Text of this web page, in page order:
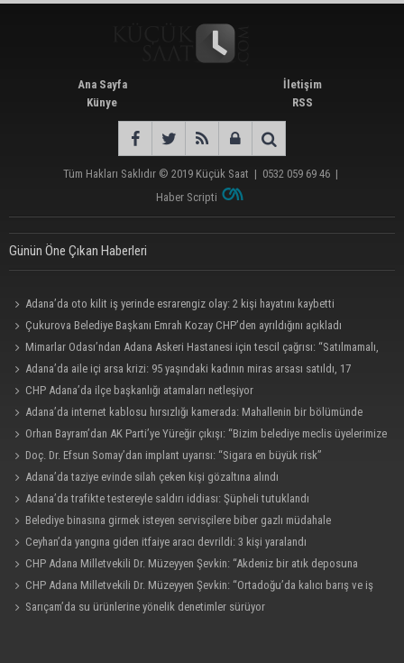
Ana Sayfa
Künye
İletişim
RSS
Tüm Hakları Saklıdır © 2019 Küçük Saat | 0532 059 69 46 |
Haber Scripti
Günün Öne Çıkan Haberleri
Adana’da oto kilit iş yerinde esrarengiz olay: 2 kişi hayatını kaybetti
Çukurova Belediye Başkanı Emrah Kozay CHP’den ayrıldığını açıkladı
Mimarlar Odası’ndan Adana Askeri Hastanesi için tescil çağrısı: “Satılmamalı,
amaç dışı kullanılmamalı”
Adana’da aile içi arsa krizi: 95 yaşındaki kadının miras arsası satıldı, 17
milyonun 13 milyonu harcandı
CHP Adana’da ilçe başkanlığı atamaları netleşiyor
Adana’da internet kablosu hırsızlığı kamerada: Mahallenin bir bölümünde
internet erişimi kesildi
Orhan Bayram’dan AK Parti’ye Yüreğir çıkışı: “Bizim belediye meclis üyelerimize
ne yaptınız? Siz önce onu anlatın”
Doç. Dr. Efsun Somay’dan implant uyarısı: “Sigara en büyük risk”
Adana’da taziye evinde silah çeken kişi gözaltına alındı
Adana’da trafikte testereyle saldırı iddiası: Şüpheli tutuklandı
Belediye binasına girmek isteyen servisçilere biber gazlı müdahale
Ceyhan’da yangına giden itfaiye aracı devrildi: 3 kişi yaralandı
CHP Adana Milletvekili Dr. Müzeyyen Şevkin: “Akdeniz bir atık deposuna
dönüşmemeli”
CHP Adana Milletvekili Dr. Müzeyyen Şevkin: “Ortadoğu’da kalıcı barış ve iş
birliği sağlanmalı”
Sarıçam’da su ürünlerine yönelik denetimler sürüyor